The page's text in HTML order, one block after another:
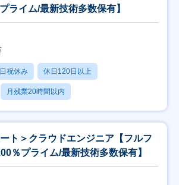
ライム/最新技術多数保有】
祝休み 休日120日以上
月残業20時間以内
ト＞クラウドエンジニア【フルフ
％プライム/最新技術多数保有】